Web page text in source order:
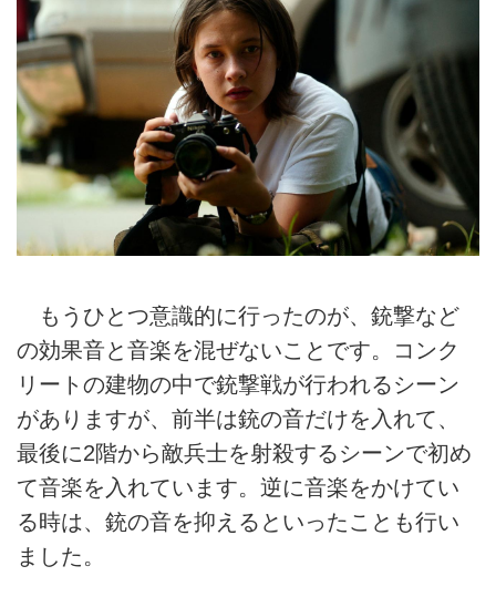
もうひとつ意識的に行ったのが、銃撃など
の効果音と音楽を混ぜないことです。コンク
リートの建物の中で銃撃戦が行われるシーン
がありますが、前半は銃の音だけを入れて、
最後に2階から敵兵士を射殺するシーンで初め
て音楽を入れています。逆に音楽をかけてい
る時は、銃の音を抑えるといったことも行い
ました。